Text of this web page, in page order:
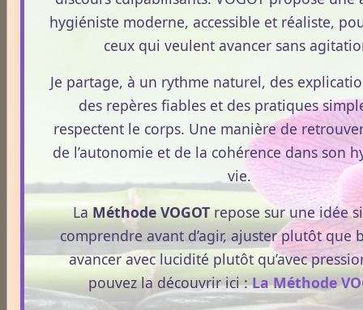
Aubépine
Avoine
Thématique mensuelle
Mai, mois du muguet
hygiéniste moderne, accessible et réaliste,
ceux qui veulent avancer sans
Je partage, à un rythme naturel, des
des repères fiables et des pratiques
respectent le corps. Une manière de
de l’autonomie et de la cohérence dans son
vie.
LaMéthode VOGOT repose sur une idée
comprendre avant d’agir, ajuster plutôt que
avancer avec lucidité plutôt qu’avec
pouvez la découvrir ici :La Méthode